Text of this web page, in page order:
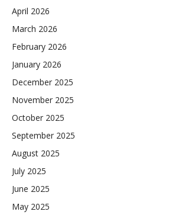
April 2026
March 2026
February 2026
January 2026
December 2025
November 2025
October 2025
September 2025
August 2025
July 2025
June 2025
May 2025